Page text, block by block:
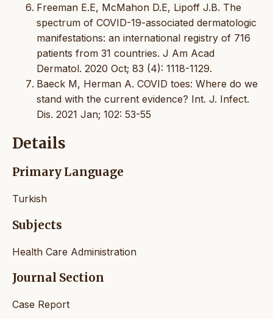
Freeman E.E, McMahon D.E, Lipoff J.B. The
spectrum of COVID-19-associated dermatologic
manifestations: an international registry of 716
patients from 31 countries. J Am Acad
Dermatol. 2020 Oct; 83 (4): 1118-1129.
Baeck M, Herman A. COVID toes: Where do we
stand with the current evidence? Int. J. Infect.
Dis. 2021 Jan; 102: 53-55
Details
Primary Language
Turkish
Subjects
Health Care Administration
Journal Section
Case Report